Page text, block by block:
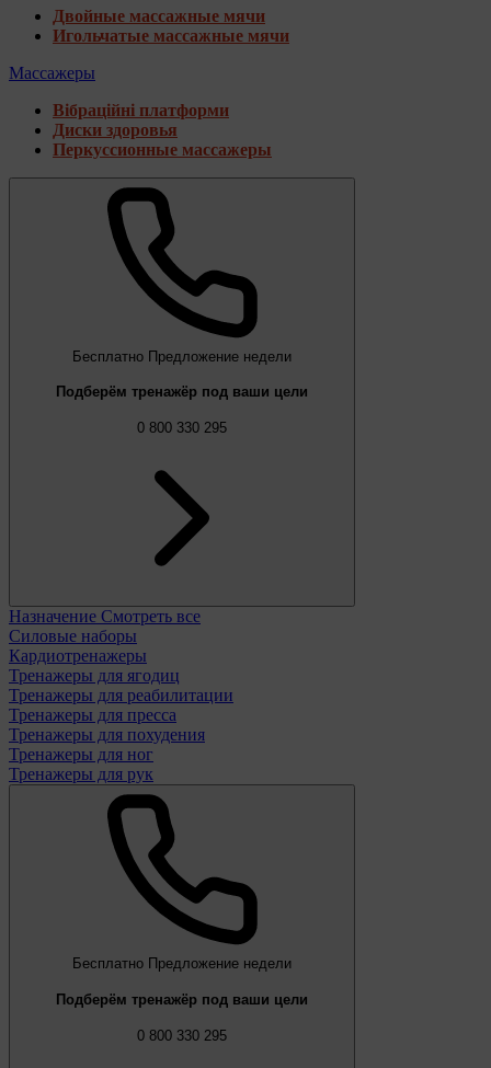
Двойные массажные мячи
Игольчатые массажные мячи
Массажеры
Вібраційні платформи
Диски здоровья
Перкуссионные массажеры
Бесплатно Предложение недели
Подберём тренажёр под ваши цели
0 800 330 295
Назначение Смотреть все
Силовые наборы
Кардиотренажеры
Тренажеры для ягодиц
Тренажеры для реабилитации
Тренажеры для пресса
Тренажеры для похудения
Тренажеры для ног
Тренажеры для рук
Бесплатно Предложение недели
Подберём тренажёр под ваши цели
0 800 330 295